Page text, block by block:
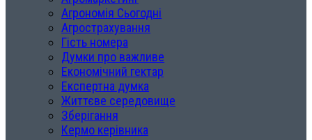
Агрономія Сьогодні
Агрострахування
Гість номера
Думки про важливе
Економічний гектар
Експертна думка
Життєве середовище
Зберігання
Кермо керівника